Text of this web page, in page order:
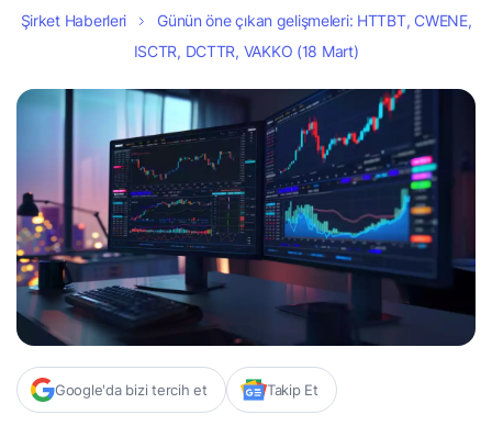
Şirket Haberleri
Günün öne çıkan gelişmeleri: HTTBT, CWENE,
ISCTR, DCTTR, VAKKO (18 Mart)
Google'da bizi tercih et Takip Et